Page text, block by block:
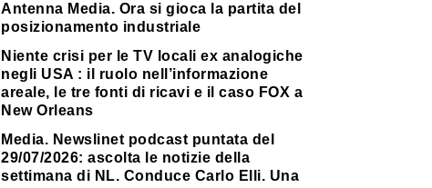
Antenna Media. Ora si gioca la partita del
posizionamento industriale
Niente crisi per le TV locali ex analogiche
negli USA : il ruolo nell’informazione
areale, le tre fonti di ricavi e il caso FOX a
New Orleans
Media. Newslinet podcast puntata del
29/07/2026: ascolta le notizie della
settimana di NL. Conduce Carlo Elli. Una